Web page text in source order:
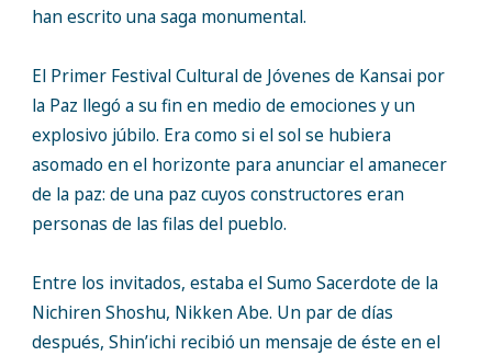
han escrito una saga monumental.
El Primer Festival Cultural de Jóvenes de Kansai por
la Paz llegó a su fin en medio de emociones y un
explosivo júbilo. Era como si el sol se hubiera
asomado en el horizonte para anunciar el amanecer
de la paz: de una paz cuyos constructores eran
personas de las filas del pueblo.
Entre los invitados, estaba el Sumo Sacerdote de la
Nichiren Shoshu, Nikken Abe. Un par de días
después, Shin’ichi recibió un mensaje de éste en el